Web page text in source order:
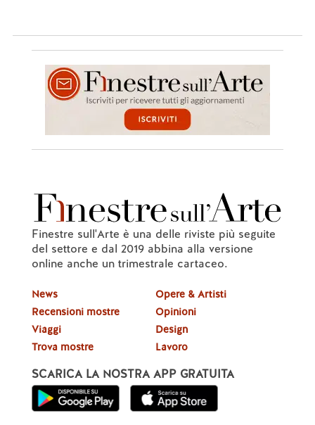
Finestre sull'Arte è una delle riviste più seguite
del settore e dal 2019 abbina alla versione
online anche un trimestrale cartaceo.
News
Recensioni mostre
Viaggi
Trova mostre
Opere & Artisti
Opinioni
Design
Lavoro
SCARICA LA NOSTRA APP GRATUITA